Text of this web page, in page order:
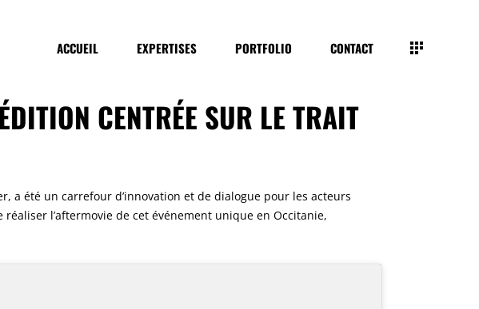
ACCUEIL EXPERTISES PORTFOLIO CONTACT
CENTRÉE SUR LE TRAIT
a été un carrefour d’innovation et de dialogue pour les acteurs
réaliser l’aftermovie de cet événement unique en Occitanie,